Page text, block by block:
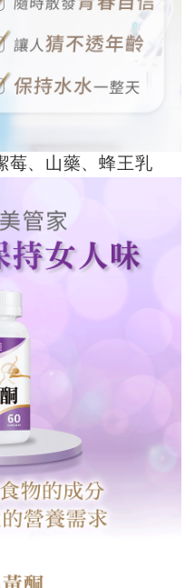
莓、山藥、蜂王乳